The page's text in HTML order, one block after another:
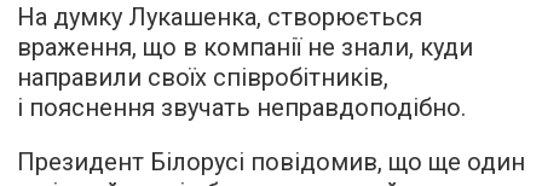
На думку Лукашенка, створюється
враження, що в компанії не знали, куди
направили своїх співробітників,
і пояснення звучать неправдоподібно.
Президент Білорусі повідомив, що ще один